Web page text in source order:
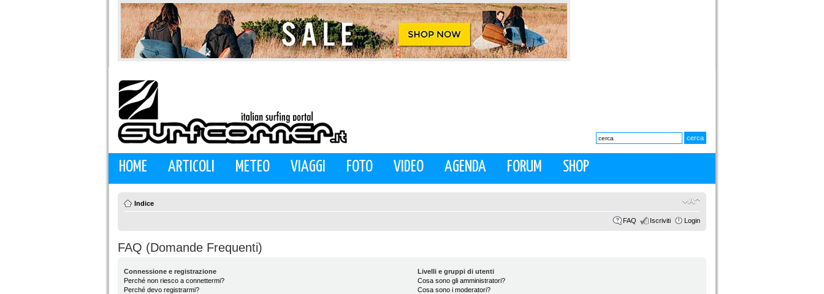
HOME ARTICOLI METEO VIAGGI FOTO VIDEO AGENDA FORUM SHOP
Indice
FAQ Iscriviti Login
FAQ (Domande Frequenti)
Connessione e registrazione
Perché non riesco a connettermi?
Perché devo registrarmi?
Livelli e gruppi di utenti
Cosa sono gli amministratori?
Cosa sono i moderatori?